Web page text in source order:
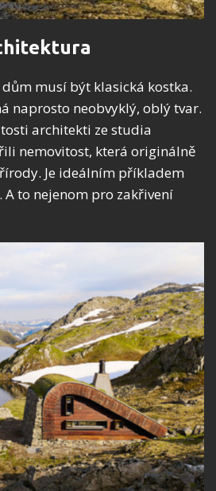
musí být klasická kostka.
naprosto neobvyklý, oblý tvar.
architekti ze studia
nemovitost, která originálně
Je ideálním příkladem
to nejenom pro zakřivení